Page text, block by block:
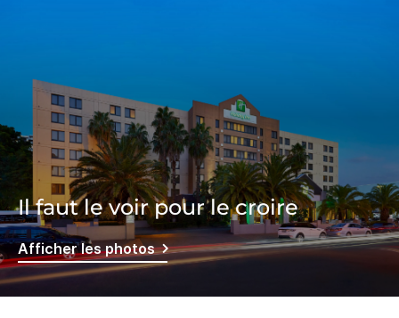
Il faut le voir pour le croire
Afficher les photos